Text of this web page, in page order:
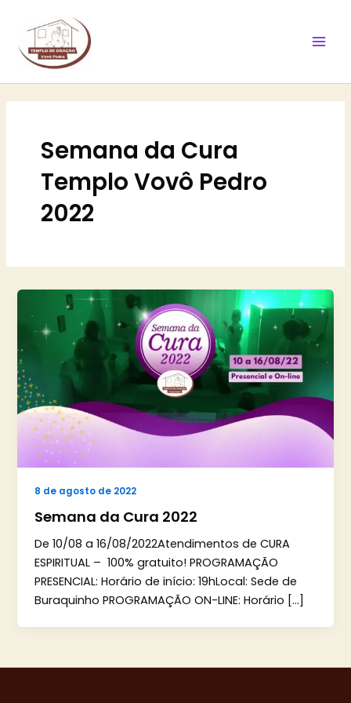
conteúdo
Semana da Cura
Templo Vovô Pedro
2022
8 de agosto de 2022
Semana da Cura 2022
De 10/08 a 16/08/2022Atendimentos de CURA
ESPIRITUAL – 100% gratuito! PROGRAMAÇÃO
PRESENCIAL: Horário de início: 19hLocal: Sede de
Buraquinho PROGRAMAÇÃO ON-LINE: Horário […]